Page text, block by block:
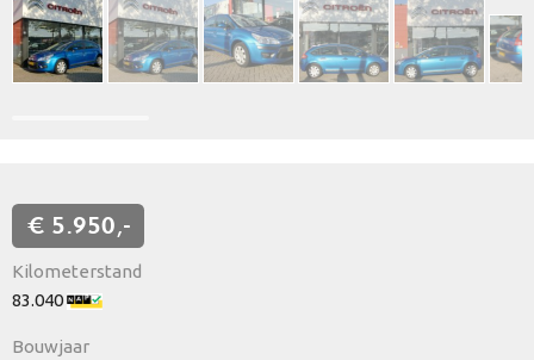
€ 5.950,-
Kilometerstand
83.040
Bouwjaar